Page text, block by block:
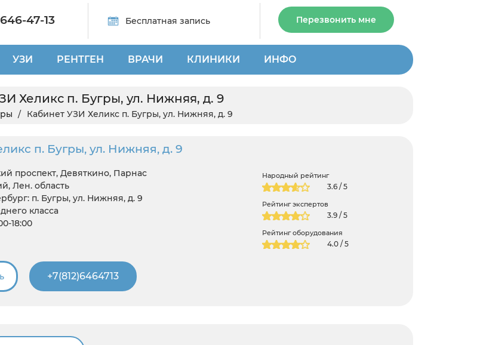
47-13 Бесплатная запись Перезвонить мне
УЗИ РЕНТГЕН ВРАЧИ КЛИНИКИ ИНФО
Хеликс п. Бугры, ул. Нижняя, д. 9
Кабинет УЗИ Хеликс п. Бугры, ул. Нижняя, д. 9
п. Бугры, ул. Нижняя, д. 9
проспект, Девяткино, Парнас
Лен. область
п. Бугры, ул. Нижняя, д. 9
класса
18:00
Народный рейтинг
3.6 / 5
Рейтинг экспертов
3.9 / 5
Рейтинг оборудования
4.0 / 5
+7(812)6464713